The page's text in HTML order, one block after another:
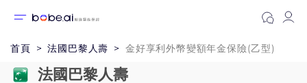
首頁 法國巴黎人壽 金好享利外幣變額年金保險(乙型)
法國巴黎人壽